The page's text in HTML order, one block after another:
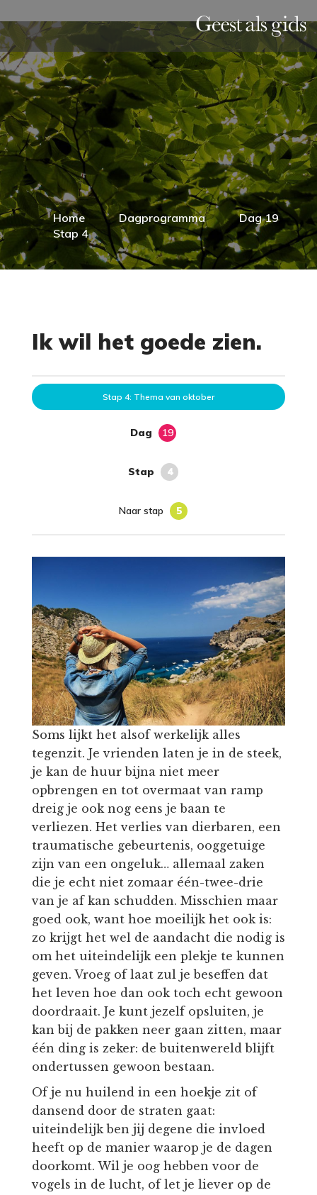
Home Dagprogramma
Dag 19
Stap 4
Ik wil het goede zien.
Stap 4: Thema van oktober
Dag 19
Stap 4
Naar stap 5
Soms lijkt het alsof werkelijk alles
tegenzit. Je vrienden laten je in de steek,
je kan de huur bijna niet meer
opbrengen en tot overmaat van ramp
dreig je ook nog eens je baan te
verliezen. Het verlies van dierbaren, een
traumatische gebeurtenis, ooggetuige
zijn van een ongeluk… allemaal zaken
die je echt niet zomaar één-twee-drie
van je af kan schudden. Misschien maar
goed ook, want hoe moeilijk het ook is:
zo krijgt het wel de aandacht die nodig is
om het uiteindelijk een plekje te kunnen
geven. Vroeg of laat zul je beseffen dat
het leven hoe dan ook toch echt gewoon
doordraait. Je kunt jezelf opsluiten, je
kan bij de pakken neer gaan zitten, maar
één ding is zeker: de buitenwereld blijft
ondertussen gewoon bestaan.
Of je nu huilend in een hoekje zit of
dansend door de straten gaat:
uiteindelijk ben jij degene die invloed
heeft op de manier waarop je de dagen
doorkomt. Wil je oog hebben voor de
vogels in de lucht, of let je liever op de